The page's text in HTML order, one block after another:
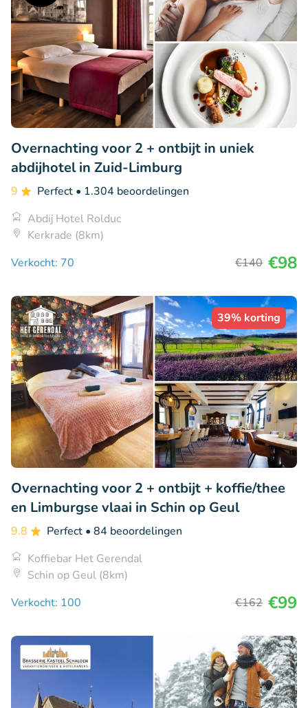
Overnachting voor 2 + ontbijt in uniek
abdijhotel in Zuid-Limburg
9 Perfect • 1.304 beoordelingen
Abdij Hotel Rolduc
Kerkrade (8km)
Verkocht: 70
€140 €98
39% korting
Overnachting voor 2 + ontbijt + koffie/thee
en Limburgse vlaai in Schin op Geul
9.8 Perfect • 84 beoordelingen
Koffiebar Het Gerendal
Schin op Geul (8km)
Verkocht: 100
€162 €99